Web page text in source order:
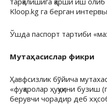
Kloop.kg га берган
Ўшда паспорт тартиби
Мутаҳасислар фикри
Ҳавфсизлик бўйича
«фуқаролар ҳуқуқини
берувчи чорадир деб